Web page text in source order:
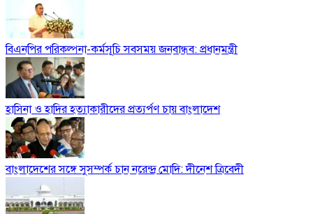
বিএনপির পরিকল্পনা-কর্মসূচি সবসময় জনবান্ধব: প্রধানমন্ত্রী
হাসিনা ও হাদির হত্যাকারীদের প্রত্যর্পণ চায় বাংলাদেশ
বাংলাদেশের সঙ্গে সুসম্পর্ক চান নরেন্দ্র মোদি: দীনেশ ত্রিবেদী